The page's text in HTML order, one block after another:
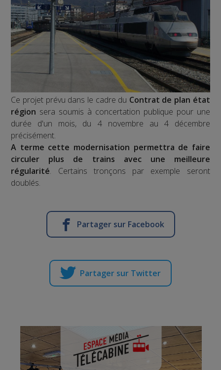
Ce projet prévu dans le cadre du Contrat de plan état
région sera soumis à concertation publique pour une
durée d'un mois, du 4 novembre au 4 décembre
précisément.
A terme cette modernisation permettra de faire
circuler plus de trains avec une meilleure
régularité. Certains tronçons par exemple seront
doublés.
Partager sur Facebook
Partager sur Twitter